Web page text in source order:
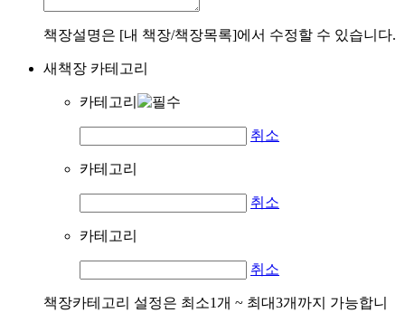
책장설명은 [내 책장/책장목록]에서 수정할 수 있습니다.
새책장 카테고리
카테고리
취소
카테고리
취소
카테고리
취소
책장카테고리 설정은 최소1개 ~ 최대3개까지 가능합니